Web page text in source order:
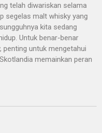
telah diwariskan selama
segelas malt whisky yang
kita sedang
Untuk benar-benar
untuk mengetahui
memainkan peran